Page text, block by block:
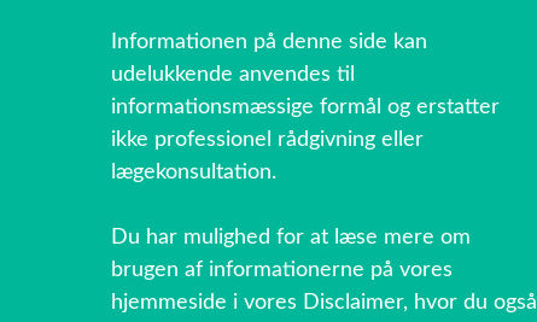
Informationen på denne side kan
udelukkende anvendes til
informationsmæssige formål og erstatter
ikke professionel rådgivning eller
lægekonsultation.
Du har mulighed for at læse mere om
brugen af informationerne på vores
hjemmeside i vores Disclaimer, hvor du også